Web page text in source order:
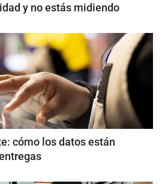
y no estás midiendo
cómo los datos están